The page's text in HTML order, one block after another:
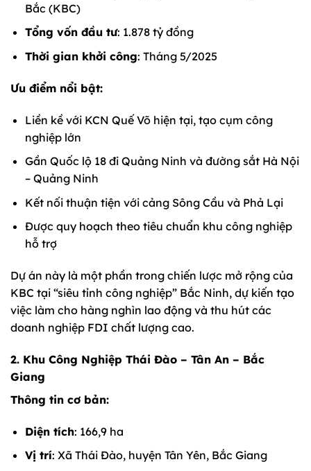
Bắc (KBC)
Tổng vốn đầu tư: 1.878 tỷ đồng
Thời gian khởi công: Tháng 5/2025
Ưu điểm nổi bật:
Liền kề với KCN Quế Võ hiện tại, tạo cụm công
nghiệp lớn
Gần Quốc lộ 18 đi Quảng Ninh và đường sắt Hà Nội
– Quảng Ninh
Kết nối thuận tiện với cảng Sông Cầu và Phả Lại
Được quy hoạch theo tiêu chuẩn khu công nghiệp
hỗ trợ
Dự án này là một phần trong chiến lược mở rộng của
KBC tại “siêu tỉnh công nghiệp” Bắc Ninh, dự kiến tạo
việc làm cho hàng nghìn lao động và thu hút các
doanh nghiệp FDI chất lượng cao.
2. Khu Công Nghiệp Thái Đào – Tân An – Bắc
Giang
Thông tin cơ bản:
Diện tích: 166,9 ha
Vị trí: Xã Thái Đào, huyện Tân Yên, Bắc Giang